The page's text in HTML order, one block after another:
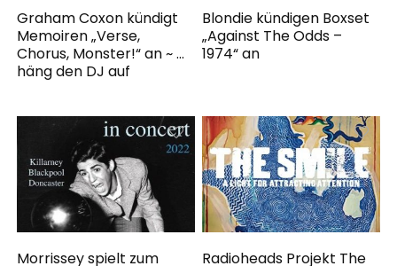
Graham Coxon kündigt
Memoiren „Verse,
Chorus, Monster!“ an ~ …
häng den DJ auf
Blondie kündigen Boxset
„Against The Odds –
1974“ an
Morrissey spielt zum Radioheads Projekt The